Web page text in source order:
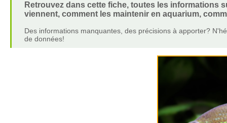
Retrouvez dans cette fiche, toutes les informations
viennent, comment les maintenir en aquarium,
Des informations manquantes, des précisions à apporter?
de données!